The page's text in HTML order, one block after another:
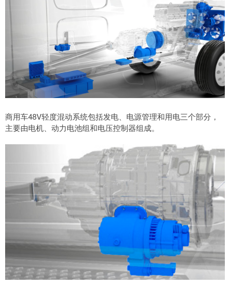
商用车48V轻度混动系统包括发电、电源管理和用电三个部分，
主要由电机、动力电池组和电压控制器组成。